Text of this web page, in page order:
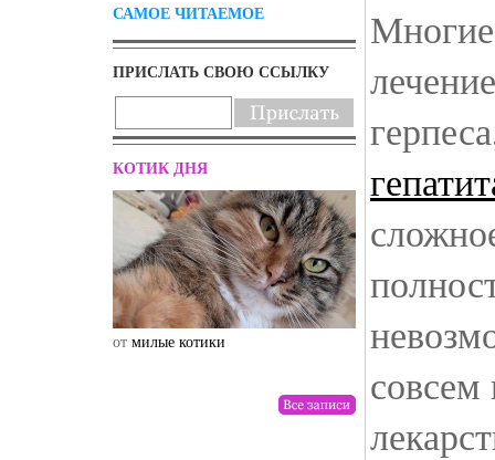
САМОЕ ЧИТАЕМОЕ
ПРИСЛАТЬ СВОЮ ССЫЛКУ
КОТИК ДНЯ
от милые котики drunktwi